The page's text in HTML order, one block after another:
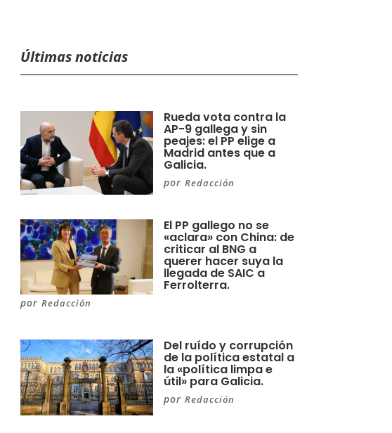
Últimas noticias
Rueda vota contra la
AP-9 gallega y sin
peajes: el PP elige a
Madrid antes que a
Galicia.
porRedacción
El PP gallego no se
«aclara» con China: de
criticar al BNG a
querer hacer suya la
llegada de SAIC a
Ferrolterra.
por Redacción
Del ruído y corrupción
de la política estatal a
la «política limpa e
útil» para Galicia.
porRedacción